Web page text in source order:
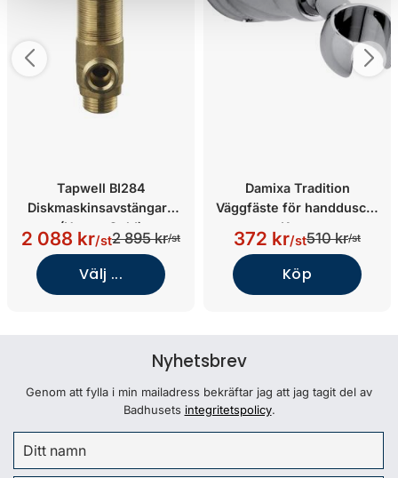
Tapwell BI284
Diskmaskinsavstängare
(Honey Gold)
2 088 kr/st2 895 kr/st
Välj ...
Damixa Tradition
Väggfäste för handdusch,
Krom
372 kr/st510 kr/st
Köp
Nyhetsbrev
Genom att fylla i min mailadress bekräftar jag att jag tagit del av
Badhusets integritetspolicy.